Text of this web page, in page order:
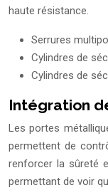
haute résistance.
Serrures
Cylindres de
Cylindres de
Intégration
Les portes
permettent de
renforcer la sûreté
permettant de voir